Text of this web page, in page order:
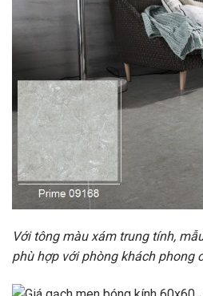
Với tông màu xám trung tính,
phù hợp với phòng khách phong